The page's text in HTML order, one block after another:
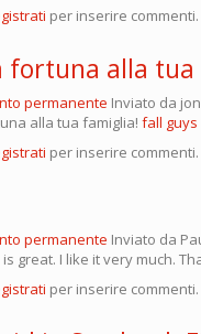
per inserire commenti.
fortuna alla tua
permanente Inviato da
alla tua famiglia! fall guys
per inserire commenti.
permanente Inviato da
great. I like it very much.
per inserire commenti.